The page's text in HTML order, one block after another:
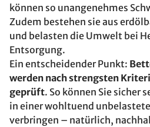
können so unangenehmes
Zudem bestehen sie aus
und belasten die Umwelt bei
Entsorgung.
Ein entscheidender Punkt:
werden nach strengsten
geprüft. So können Sie sicher
in einer wohltuend
verbringen – natürlich,